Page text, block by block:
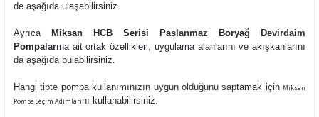
de aşağıda ulaşabilirsiniz.
Ayrıca
Miksan HCB Serisi Paslanmaz Boryağ Devirdaim
Pompalarına ait ortak özellikleri, uygulama alanlarını ve akışkanlarını
da aşağıda bulabilirsiniz.
Hangi tipte pompa kullanımınızın uygun olduğunu saptamak için Miksan
Pompa Seçim Adımlarını kullanabilirsiniz.